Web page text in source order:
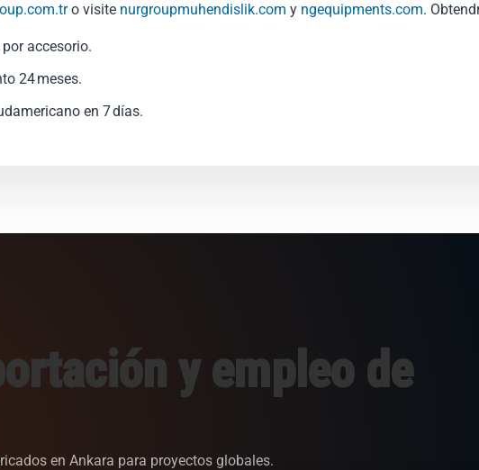
o visite nurgroupmuhendislik.com y ngequipments.com.
accesorio.
24 meses.
en 7 días.
y empleo de
en Ankara para proyectos globales.